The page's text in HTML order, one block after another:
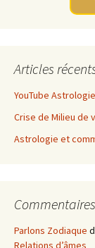
Articles
YouTube Astrologie
Crise de Milieu de
Astrologie et
Parlons Zodiaque
Relations d’âmes